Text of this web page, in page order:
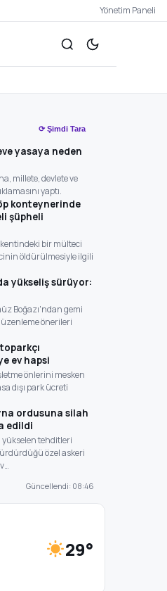
Yönetim Paneli
⟳ Şimdi Tara
yasaya neden
millete, devlete ve
yaptı.
konteynerinde
şüpheli
bir mülteci
öldürülmesiyle ilgili
yükseliş sürüyor:
Boğazı'ndan gemi
önerileri
ev hapsi
önlerini mesken
dışı park ücreti
ordusuna silah
edildi
tehditleri
özel askeri
Güncellendi: 08:46
29°